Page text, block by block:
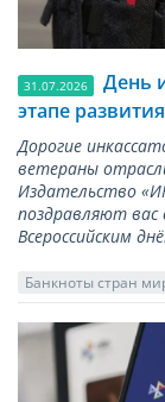
31.07.2026
День
этапе развития
Дорогие
ветераны
Издательство
поздравляют вас
Всероссийским
Банкноты стран